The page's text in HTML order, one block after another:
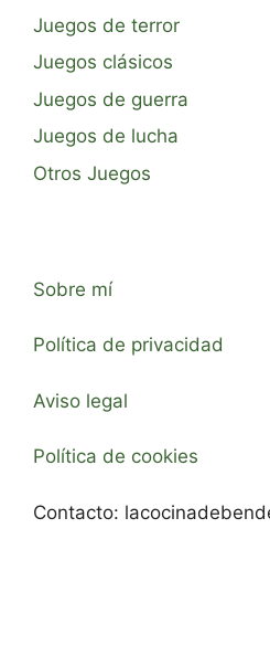
Juegos de terror
Juegos clásicos
Juegos de guerra
Juegos de lucha
Otros Juegos
Sobre mí
Política de privacidad
Aviso legal
Política de cookies
Contacto: